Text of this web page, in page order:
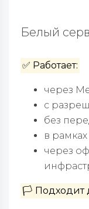
Белый
✅ Работает:
через
с
без
в
через
🏳️ Подходит